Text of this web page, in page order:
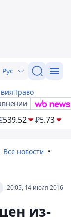
Рус
Право
539.52 ₽5.73
Все новости
20:05, 14 июля 2016
из-